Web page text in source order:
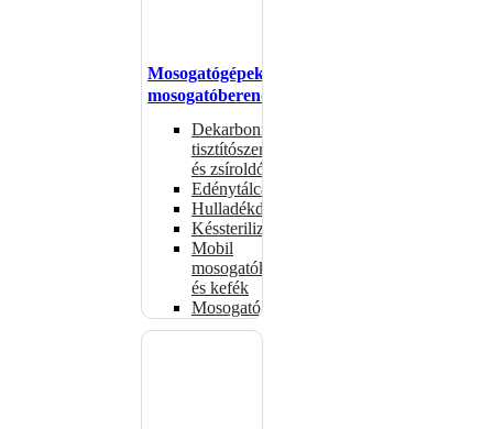
Mosogatógépek,
mosogatóberendezések
Dekarbonizáló
tisztítószerek
és zsíroldók
Edénytálcák
Hulladékdarálók
Késsterilizátorok
Mobil
mosogatók
és kefék
Mosogatógépkosarak